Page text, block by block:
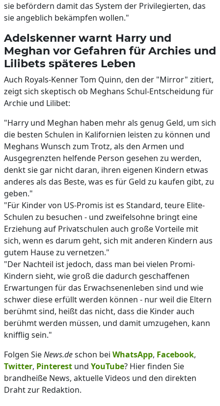
sie befördern damit das System der Privilegierten, das
sie angeblich bekämpfen wollen."
Adelskenner warnt Harry und
Meghan vor Gefahren für Archies und
Lilibets späteres Leben
Auch Royals-Kenner Tom Quinn, den der "Mirror" zitiert,
zeigt sich skeptisch ob Meghans Schul-Entscheidung für
Archie und Lilibet:
"Harry und Meghan haben mehr als genug Geld, um sich
die besten Schulen in Kalifornien leisten zu können und
Meghans Wunsch zum Trotz, als den Armen und
Ausgegrenzten helfende Person gesehen zu werden,
denkt sie gar nicht daran, ihren eigenen Kindern etwas
anderes als das Beste, was es für Geld zu kaufen gibt, zu
geben."
"Für Kinder von US-Promis ist es Standard, teure Elite-
Schulen zu besuchen - und zweifelsohne bringt eine
Erziehung auf Privatschulen auch große Vorteile mit
sich, wenn es darum geht, sich mit anderen Kindern aus
gutem Hause zu vernetzen."
"Der Nachteil ist jedoch, dass man bei vielen Promi-
Kindern sieht, wie groß die dadurch geschaffenen
Erwartungen für das Erwachsenenleben sind und wie
schwer diese erfüllt werden können - nur weil die Eltern
berühmt sind, heißt das nicht, dass die Kinder auch
berühmt werden müssen, und damit umzugehen, kann
knifflig sein."
Folgen SieNews.deschon bei WhatsApp, Facebook,
Twitter, Pinterest und YouTube? Hier finden Sie
brandheiße News, aktuelle Videos und den direkten
Draht zur Redaktion.